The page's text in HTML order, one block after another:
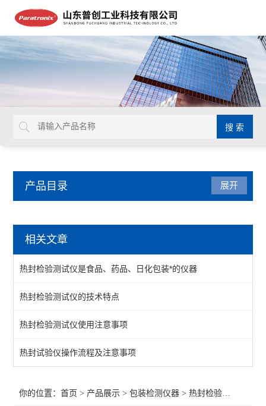
产品目录
油墨脱色试验机
空气含量测试仪
热粘试验仪
揉搓试验仪
抗跌落试验仪
展开
相关文章
热封检验测试仪是食品、药品、日化包装*的仪器
热封检验测试仪的技术特点
热封检验测试仪使用注意事项
热封试验仪操作流程及注意事项
你的位置：首页 > 产品展示 >包装检测仪器 >热封检验测试仪